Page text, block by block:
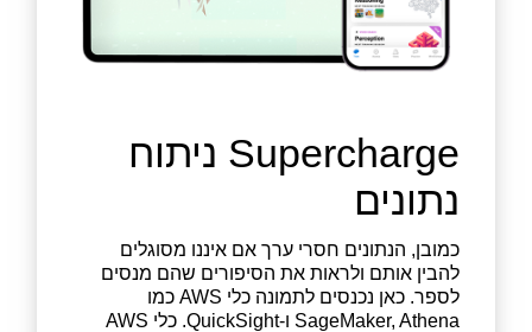
Supercharge ניתוח
נתונים
כמובן, הנתונים חסרי ערך אם איננו מסוגלים
להבין אותם ולראות את הסיפורים שהם מנסים
לספר. כאן נכנסים לתמונה כלי AWS כמו
SageMaker, Athena ו-QuickSight. כלי AWS